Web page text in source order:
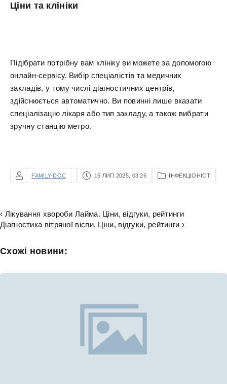
Ціни та клініки
Підібрати потрібну вам клініку ви можете за допомогою
онлайн-сервісу. Вибір спеціалістів та медичних
закладів, у тому числі діагностичних центрів,
здійснюється автоматично. Ви повинні лише вказати
спеціалізацію лікаря або тип закладу, а також вибрати
зручну станцію метро.
FAMILY-DOC 15 ЛИП 2025, 03:26 ІНФЕКЦІОНІСТ
‹ Лікування хвороби Лайма. Ціни, відгуки, рейтинги
Діагностика вітряної віспи. Ціни, відгуки, рейтинги ›
Схожі новини: